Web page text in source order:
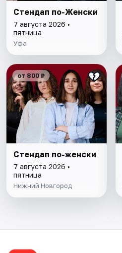
Стендап по-Женски
7 августа 2026 •
пятница
Уфа
от 800 ₽
Стендап по-женски
7 августа 2026 •
пятница
Нижний Новгород